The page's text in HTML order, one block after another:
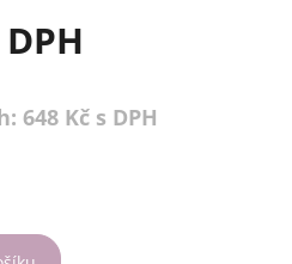
648 Kč s DPH